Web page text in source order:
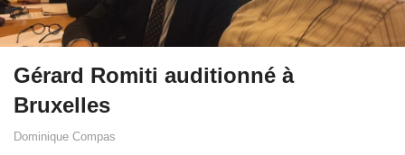
Gérard Romiti auditionné à
Bruxelles
Dominique Compas